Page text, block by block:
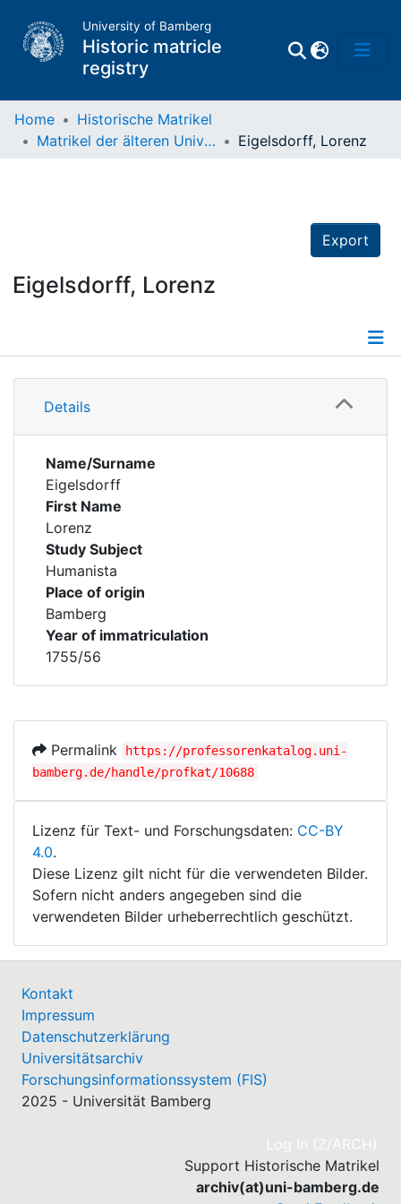
University of Bamberg
Historic matricle
registry
Home
Historische Matrikel
Matrikel der älteren Universität
Eigelsdorff, Lorenz
Export
Eigelsdorff, Lorenz
Details
Details
Name/Surname
Eigelsdorff
First Name
Lorenz
Study Subject
Humanista
Place of origin
Bamberg
Year of immatriculation
1755/56
Permalink
https://professorenkatalog.uni-
bamberg.de/handle/profkat/10688
Lizenz für Text- und Forschungsdaten: CC-BY
4.0.
Diese Lizenz gilt nicht für die verwendeten Bilder.
Sofern nicht anders angegeben sind die
verwendeten Bilder urheberrechtlich geschützt.
Kontakt
Impressum
Datenschutzerklärung
Universitätsarchiv
Forschungsinformationssystem (FIS)
2025 - Universität Bamberg
Log In (Z/ARCH)
Support Historische Matrikel
archiv(at)uni-bamberg.de